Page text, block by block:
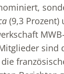
(9,3 Prozent)
sind